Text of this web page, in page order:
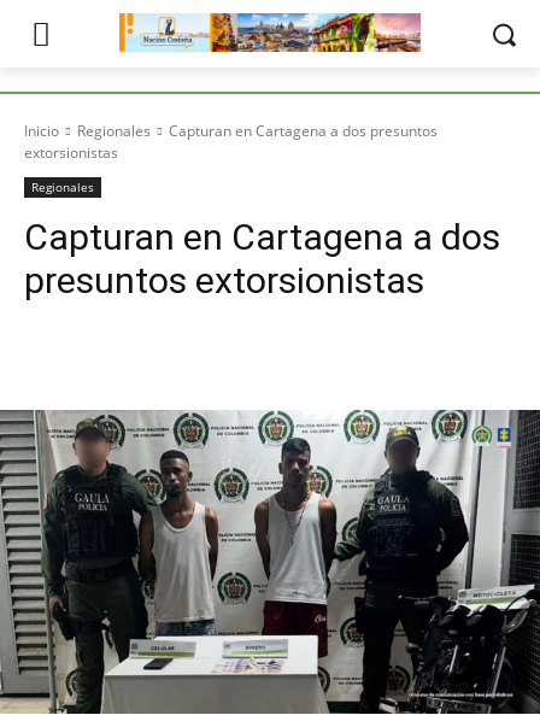
Inicio Regionales
Capturan en Cartagena a dos presuntos
extorsionistas
Regionales
Capturan en Cartagena a dos
presuntos extorsionistas